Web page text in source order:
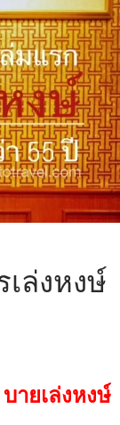
ล่งหงษ์
ายเล่งหงษ์